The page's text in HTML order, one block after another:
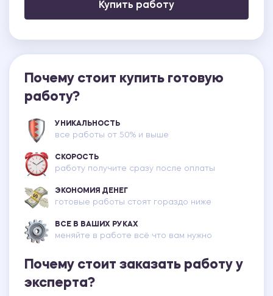
Купить работу
Почему стоит купить готовую
работу?
УНИКАЛЬНОСТЬ
все работы от 50% и выше
СКОРОСТЬ
работу получите сразу после оплаты
ЭКОНОМИЯ ДЕНЕГ
готовые работы стоят гораздо ниже
ВСЕ В ВАШИХ РУКАХ
меняйте в работе всё что вам нужно
Почему стоит заказать работу у
эксперта?